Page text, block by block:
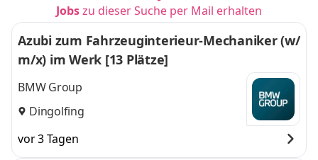
Jobszu dieser Suche per Mail erhalten
Azubi zum Fahrzeuginterieur-Mechaniker (w/
m/x) im Werk [13 Plätze]
BMW Group
Dingolfing
vor 3 Tagen